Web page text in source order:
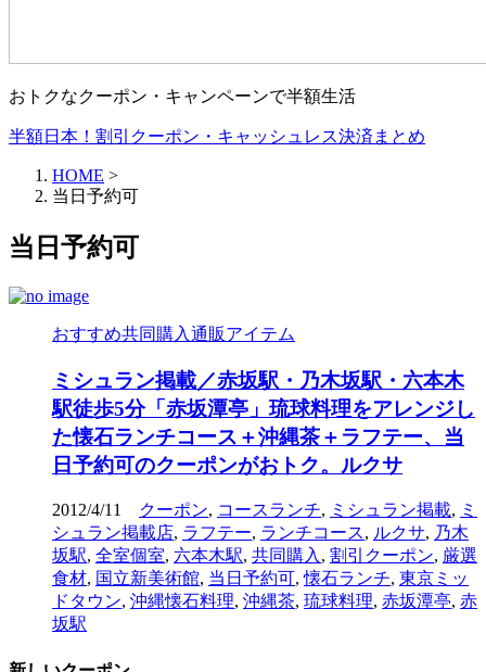
おトクなクーポン・キャンペーンで半額生活
半額日本！割引クーポン・キャッシュレス決済まとめ
HOME >
当日予約可
当日予約可
おすすめ共同購入通販アイテム
ミシュラン掲載／赤坂駅・乃木坂駅・六本木
駅徒歩5分「赤坂潭亭」琉球料理をアレンジし
た懐石ランチコース＋沖縄茶＋ラフテー、当
日予約可のクーポンがおトク。ルクサ
2012/4/11 クーポン, コースランチ, ミシュラン掲載, ミ
シュラン掲載店, ラフテー, ランチコース, ルクサ, 乃木
坂駅, 全室個室, 六本木駅, 共同購入 , 割引クーポン, 厳選
食材, 国立新美術館, 当日予約可,懐石ランチ, 東京ミッ
ドタウン, 沖縄懐石料理, 沖縄茶, 琉球料理, 赤坂潭亭, 赤
坂駅